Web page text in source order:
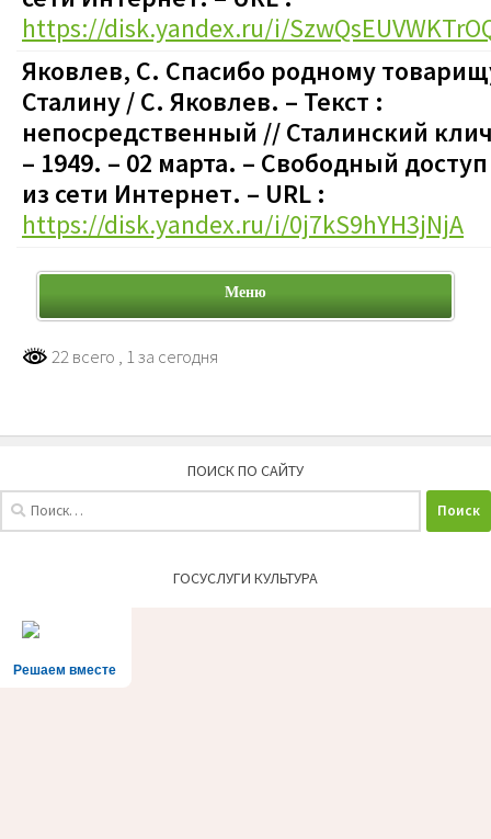
https://disk.yandex.ru/i/
Яковлев, С. Спасибо родному
Сталину / С. Яковлев. – Текст :
непосредственный // Сталинский
– 1949. – 02 марта. – Свободный доступ
из сети Интернет. – URL :
https://disk.yandex.ru/i/0j7kS9hYH3jNjA
Меню
22 всего , 1 за сегодня
ПОИСК ПО САЙТУ
ГОСУСЛУГИ КУЛЬТУРА
Решаем вместе